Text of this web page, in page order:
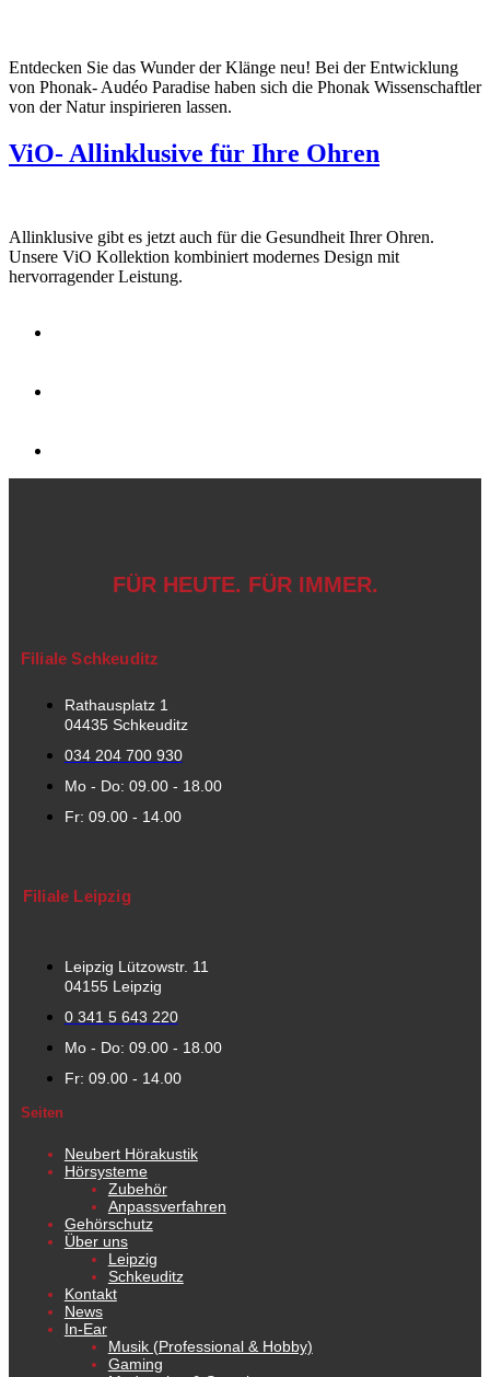
Entdecken Sie das Wunder der Klänge neu! Bei der Entwicklung
von Phonak- Audéo Paradise haben sich die Phonak Wissenschaftler
von der Natur inspirieren lassen.
ViO- Allinklusive für Ihre Ohren
Allinklusive gibt es jetzt auch für die Gesundheit Ihrer Ohren.
Unsere ViO Kollektion kombiniert modernes Design mit
hervorragender Leistung.
FÜR HEUTE. FÜR IMMER.
Filiale Schkeuditz
Rathausplatz 1
04435 Schkeuditz
034 204 700 930
Mo - Do: 09.00 - 18.00
Fr: 09.00 - 14.00
Filiale Leipzig
Leipzig Lützowstr. 11
04155 Leipzig
0 341 5 643 220
Mo - Do: 09.00 - 18.00
Fr: 09.00 - 14.00
Seiten
Neubert Hörakustik
Hörsysteme
Zubehör
Anpassverfahren
Gehörschutz
Über uns
Leipzig
Schkeuditz
Kontakt
News
In-Ear
Musik (Professional & Hobby)
Gaming